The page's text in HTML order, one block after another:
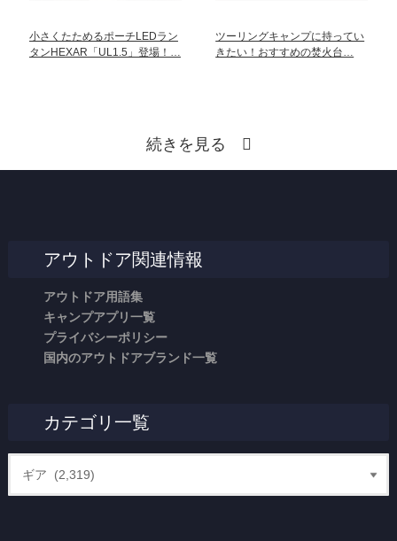
小さくたためるポーチLEDラン
タンHEXAR「UL1.5」登場！…
ツーリングキャンプに持ってい
きたい！おすすめの焚火台…
続きを見る
アウトドア関連情報
アウトドア用語集
キャンプアプリ一覧
プライバシーポリシー
国内のアウトドアブランド一覧
カテゴリ一覧